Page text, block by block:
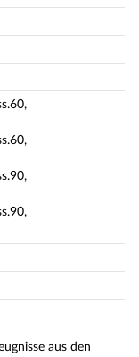
aus den